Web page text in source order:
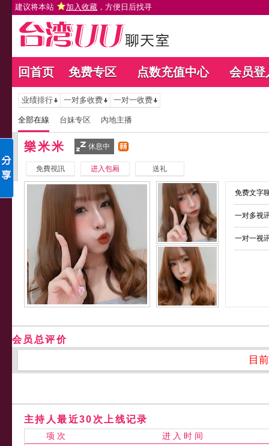
建议将本站 加入收藏 ，方便日后找寻
回首页 免费专区 点数充值中心 会员登
业绩排行 一对多收费 一对一收费
全部在線 台妹专区 內地主播
樂米米 休息中
免費視訊 进入包厢 送礼
免费文字
一对多视
一对一视
会员总评价
目
主持人最近30次上线记录
项 次 进 入 时 间